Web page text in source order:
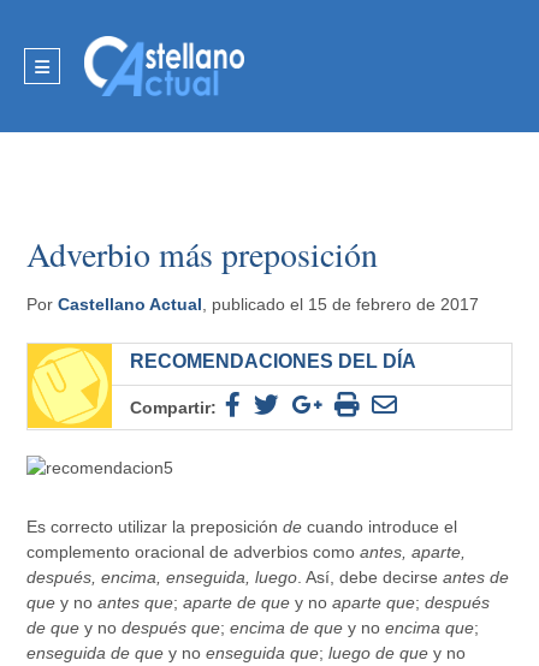
Adverbio más preposición
PorCastellano Actual , publicado el 15 de febrero de 2017
RECOMENDACIONES DEL DÍA
Compartir:
Es correcto utilizar la preposiciónde cuando introduce el
complemento oracional de adverbios comoantes, aparte,
después, encima, enseguida, luego . Así, debe decirseantes de
que y noantes que;aparte de que y noaparte que;después
de que y nodespués que;encima de que y noencima que;
enseguida de que y noenseguida que;luego de que y no